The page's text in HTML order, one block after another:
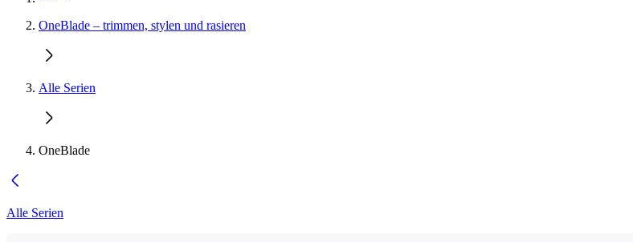
OneBlade – trimmen, stylen und rasieren
Alle Serien
OneBlade
Alle Serien